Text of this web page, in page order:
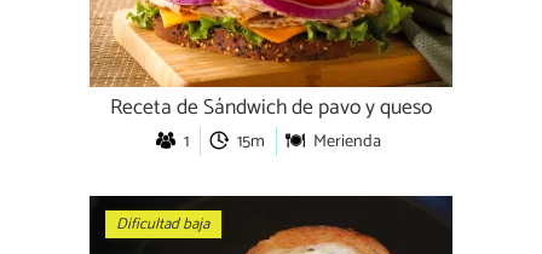
Receta de Sándwich de pavo y queso
1 15m Merienda
Dificultad baja